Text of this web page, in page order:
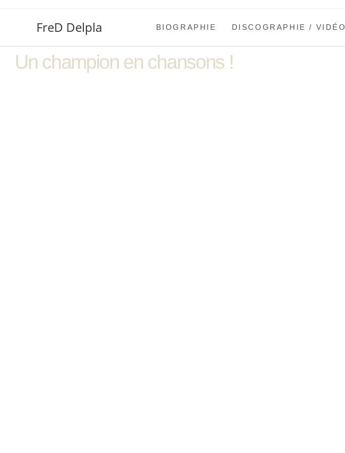
FreD Delpla BIOGRAPHIE DISCOGRAPHIE / VIDÉO
Un champion en chansons !